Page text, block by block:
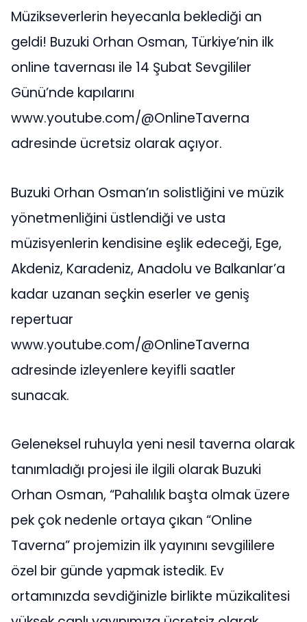
Müzikseverlerin heyecanla beklediği an
geldi! Buzuki Orhan Osman, Türkiye’nin ilk
online tavernası ile 14 Şubat Sevgililer
Günü’nde kapılarını
www.youtube.com/@OnlineTaverna
adresinde ücretsiz olarak açıyor.
Buzuki Orhan Osman’ın solistliğini ve müzik
yönetmenliğini üstlendiği ve usta
müzisyenlerin kendisine eşlik edeceği, Ege,
Akdeniz, Karadeniz, Anadolu ve Balkanlar’a
kadar uzanan seçkin eserler ve geniş
repertuar
www.youtube.com/@OnlineTaverna
adresinde izleyenlere keyifli saatler
sunacak.
Geleneksel ruhuyla yeni nesil taverna olarak
tanımladığı projesi ile ilgili olarak Buzuki
Orhan Osman, “Pahalılık başta olmak üzere
pek çok nedenle ortaya çıkan “Online
Taverna” projemizin ilk yayınını sevgililere
özel bir günde yapmak istedik. Ev
ortamınızda sevdiğinizle birlikte müzikalitesi